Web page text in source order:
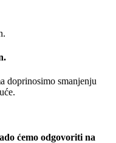
doprinosimo smanjenju
ćemo odgovoriti na